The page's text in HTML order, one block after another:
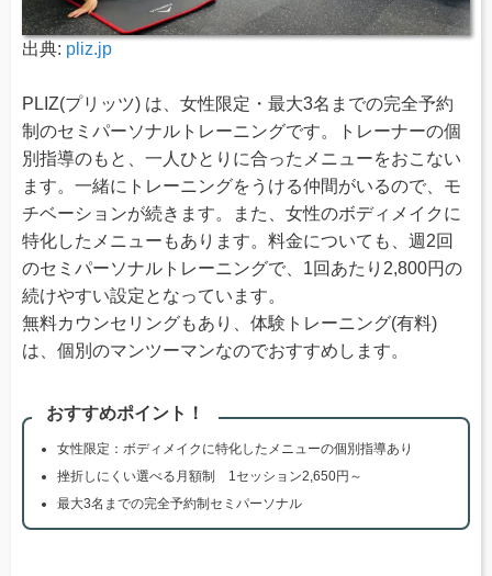
出典: pliz.jp
PLIZ(プリッツ) は、女性限定・最大3名までの完全予約
制のセミパーソナルトレーニングです。トレーナーの個
別指導のもと、一人ひとりに合ったメニューをおこない
ます。一緒にトレーニングをうける仲間がいるので、モ
チベーションが続きます。また、女性のボディメイクに
特化したメニューもあります。料金についても、週2回
のセミパーソナルトレーニングで、1回あたり2,800円の
続けやすい設定となっています。
無料カウンセリングもあり、体験トレーニング(有料)
は、個別のマンツーマンなのでおすすめします。
おすすめポイント！
女性限定：ボディメイクに特化したメニューの個別指導あり
挫折しにくい選べる月額制 1セッション2,650円～
最大3名までの完全予約制セミパーソナル